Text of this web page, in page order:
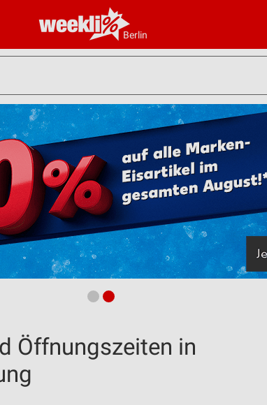
Berlin
Öffnungszeiten in